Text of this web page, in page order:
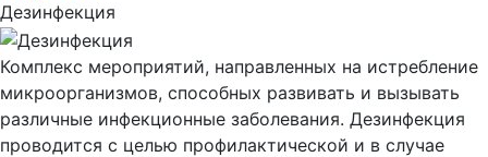
Дезинфекция
Комплекс мероприятий, направленных на истребление
микроорганизмов, способных развивать и вызывать
различные инфекционные заболевания. Дезинфекция
проводится с целью профилактической и в случае